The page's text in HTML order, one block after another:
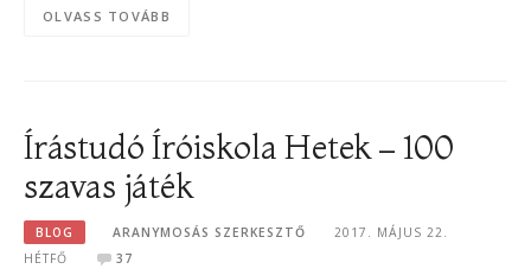
OLVASS TOVÁBB
Írástudó Íróiskola Hetek – 100
szavas játék
BLOG ARANYMOSÁS SZERKESZTŐ
2017. MÁJUS 22.
HÉTFŐ
37